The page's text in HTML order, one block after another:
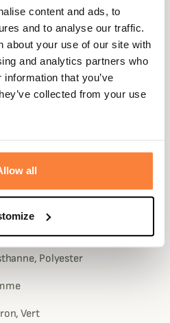
content and ads, to
and to analyse our traffic.
about your use of our site with
and analytics partners who
that you’ve
collected from your use
all
poignets sont élastiqués pour
lorsque vous vous
ou bien que vous
assure une rapidité de
facile dans un sac par
matière silencieuse.
Polyester
Vert